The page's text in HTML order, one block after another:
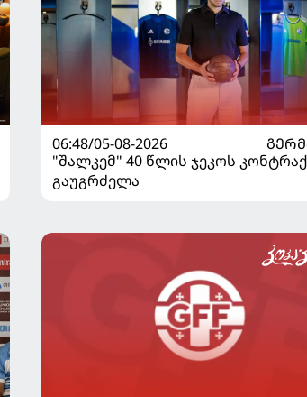
06:48/05-08-2026
"შალკემ" 40 წლის ჯეკოს
გაუგრძელა